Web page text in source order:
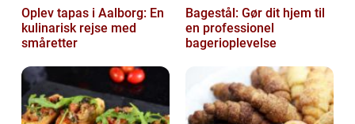
Oplev tapas i Aalborg: En
kulinarisk rejse med
småretter
Bagestål: Gør dit hjem til
en professionel
bagerioplevelse